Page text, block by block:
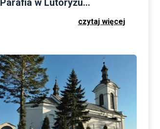
Parafia w Lutoryżu...
czytaj więcej